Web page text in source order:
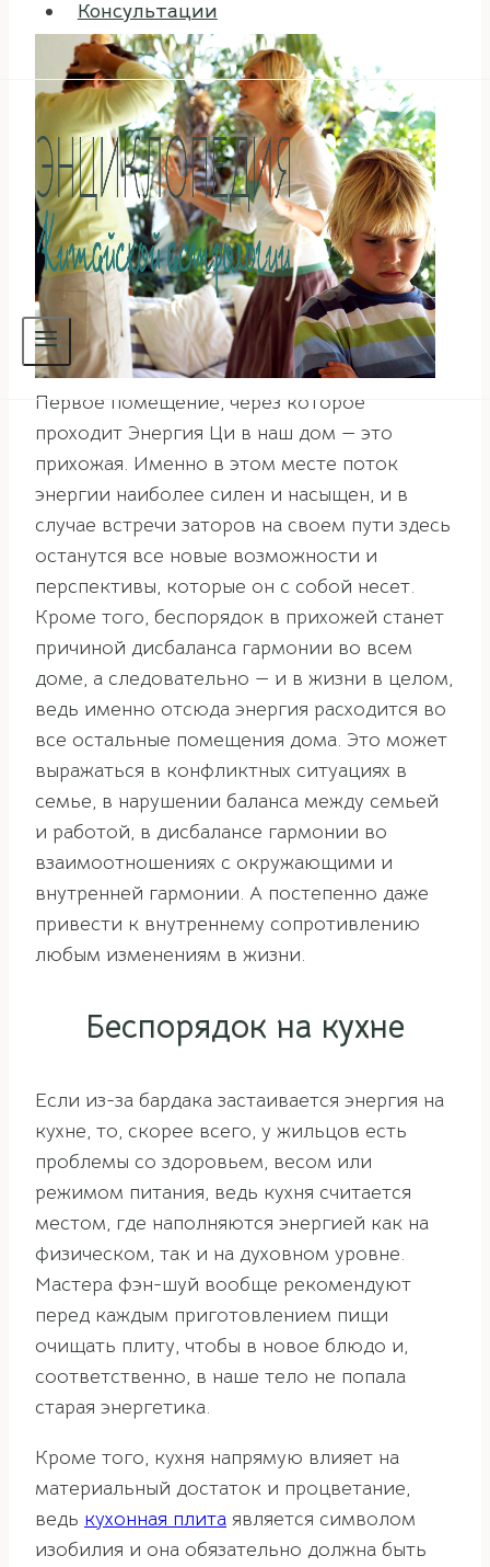
Консультации
Первое помещение, через которое
проходит Энергия Ци в наш дом — это
прихожая. Именно в этом месте поток
энергии наиболее силен и насыщен, и в
случае встречи заторов на своем пути здесь
останутся все новые возможности и
перспективы, которые он с собой несет.
Кроме того, беспорядок в прихожей станет
причиной дисбаланса гармонии во всем
доме, а следовательно — и в жизни в целом,
ведь именно отсюда энергия расходится во
все остальные помещения дома. Это может
выражаться в конфликтных ситуациях в
семье, в нарушении баланса между семьей
и работой, в дисбалансе гармонии во
взаимоотношениях с окружающими и
внутренней гармонии. А постепенно даже
привести к внутреннему сопротивлению
любым изменениям в жизни.
Беспорядок на кухне
Если из-за бардака застаивается энергия на
кухне, то, скорее всего, у жильцов есть
проблемы со здоровьем, весом или
режимом питания, ведь кухня считается
местом, где наполняются энергией как на
физическом, так и на духовном уровне.
Мастера фэн-шуй вообще рекомендуют
перед каждым приготовлением пищи
очищать плиту, чтобы в новое блюдо и,
соответственно, в наше тело не попала
старая энергетика.
Кроме того, кухня напрямую влияет на
материальный достаток и процветание,
ведь кухонная плита является символом
изобилия и она обязательно должна быть